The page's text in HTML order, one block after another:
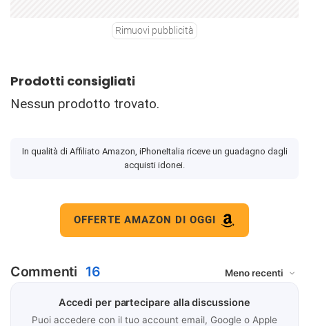
Rimuovi pubblicità
Prodotti consigliati
Nessun prodotto trovato.
In qualità di Affiliato Amazon, iPhoneItalia riceve un guadagno dagli
acquisti idonei.
OFFERTE AMAZON DI OGGI
Commenti 16
Accedi per partecipare alla discussione
Puoi accedere con il tuo account email, Google o Apple